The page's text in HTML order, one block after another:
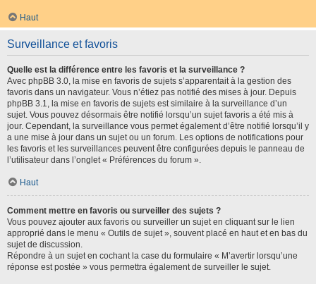
Haut
Surveillance et favoris
Quelle est la différence entre les favoris et la surveillance ?
Avec phpBB 3.0, la mise en favoris de sujets s’apparentait à la gestion des
favoris dans un navigateur. Vous n’étiez pas notifié des mises à jour. Depuis
phpBB 3.1, la mise en favoris de sujets est similaire à la surveillance d’un
sujet. Vous pouvez désormais être notifié lorsqu’un sujet favoris a été mis à
jour. Cependant, la surveillance vous permet également d’être notifié lorsqu’il y
a une mise à jour dans un sujet ou un forum. Les options de notifications pour
les favoris et les surveillances peuvent être configurées depuis le panneau de
l’utilisateur dans l’onglet « Préférences du forum ».
Haut
Comment mettre en favoris ou surveiller des sujets ?
Vous pouvez ajouter aux favoris ou surveiller un sujet en cliquant sur le lien
approprié dans le menu « Outils de sujet », souvent placé en haut et en bas du
sujet de discussion.
Répondre à un sujet en cochant la case du formulaire « M’avertir lorsqu’une
réponse est postée » vous permettra également de surveiller le sujet.